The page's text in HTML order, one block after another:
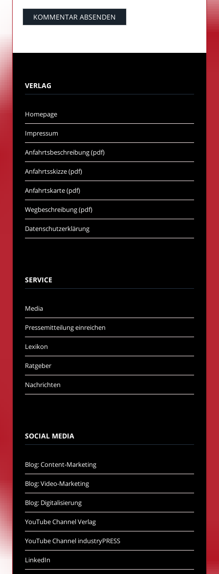
VERLAG
Homepage
Impressum
Anfahrtsbeschreibung (pdf)
Anfahrtsskizze (pdf)
Anfahrtskarte (pdf)
Wegbeschreibung (pdf)
Datenschutzerklärung
SERVICE
Media
Pressemitteilung einreichen
Lexikon
Ratgeber
Nachrichten
SOCIAL MEDIA
Blog: Content-Marketing
Blog: Video-Marketing
Blog: Digitalisierung
YouTube Channel Verlag
YouTube Channel industryPRESS
LinkedIn